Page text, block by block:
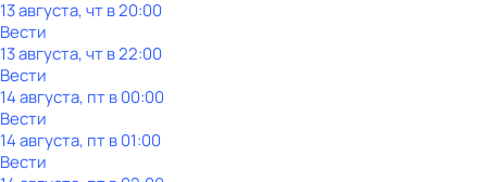
13 августа, чт в 20:00
Вести
13 августа, чт в 22:00
Вести
14 августа, пт в 00:00
Вести
14 августа, пт в 01:00
Вести